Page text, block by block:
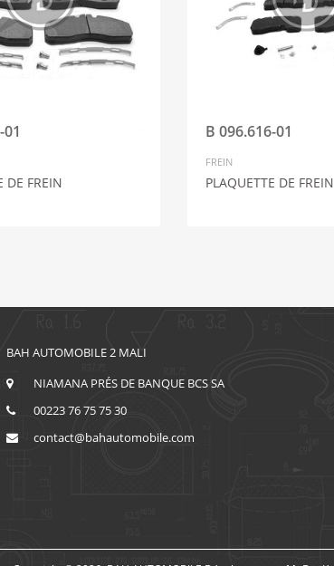
DE FREIN
B 096.616-01
FREIN
PLAQUETTE DE FREIN
BAH AUTOMOBILE 2 MALI
NIAMANA PRÉS DE BANQUE BCS SA
00223 76 75 75 30
contact@bahautomobile.com